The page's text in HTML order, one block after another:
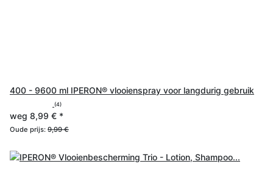
400 - 9600 ml IPERON® vlooienspray voor langdurig gebruik
(4)
weg 8,99 € *
Oude prijs: 9,99 €